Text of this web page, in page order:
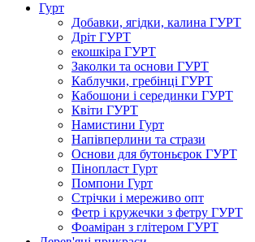
Гурт
Добавки, ягідки, калина ГУРТ
Дріт ГУРТ
екошкіра ГУРТ
Заколки та основи ГУРТ
Каблучки, гребінці ГУРТ
Кабошони і серединки ГУРТ
Квіти ГУРТ
Намистини Гурт
Напівперлини та стрази
Основи для бутоньєрок ГУРТ
Пінопласт Гурт
Помпони Гурт
Стрічки і мереживо опт
Фетр і кружечки з фетру ГУРТ
Фоаміран з глітером ГУРТ